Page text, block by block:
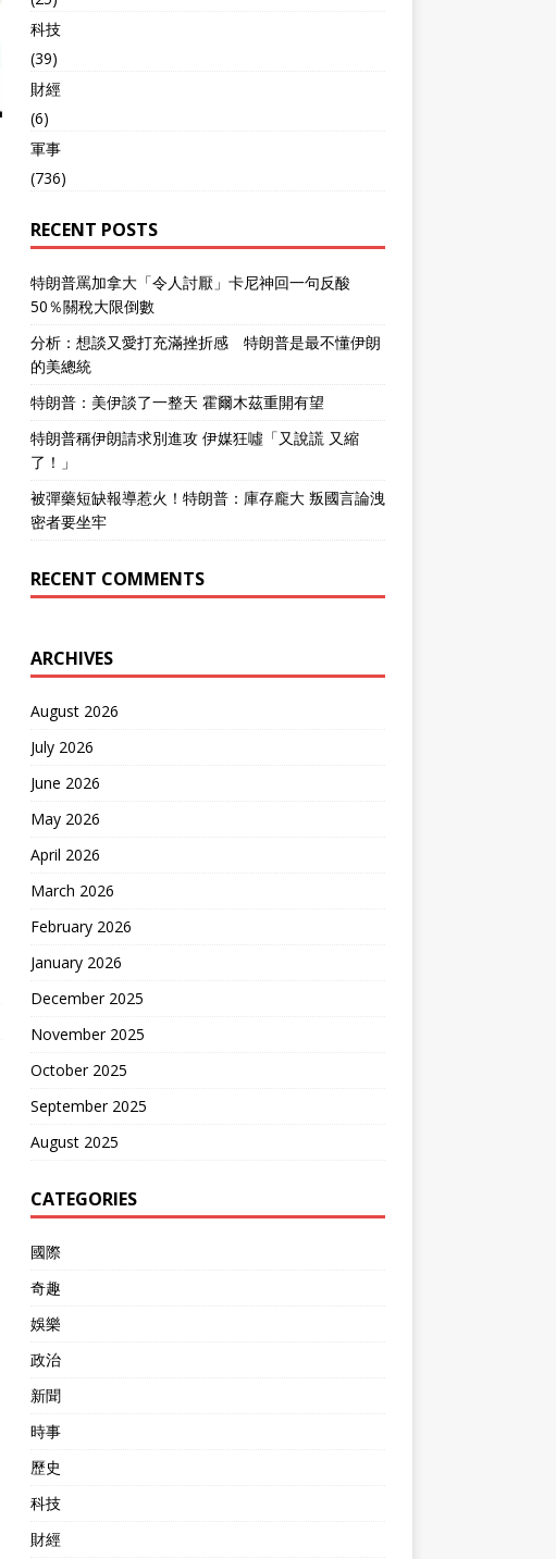
科技
(39)
財經
(6)
軍事
(736)
RECENT POSTS
特朗普罵加拿大「令人討厭」卡尼神回一句反酸
50％關稅大限倒數
分析：想談又愛打充滿挫折感 特朗普是最不懂伊朗
的美總統
特朗普：美伊談了一整天 霍爾木茲重開有望
特朗普稱伊朗請求別進攻 伊媒狂噓「又說謊 又縮
了！」
被彈藥短缺報導惹火！特朗普：庫存龐大 叛國言論洩
密者要坐牢
RECENT COMMENTS
ARCHIVES
August 2026
July 2026
June 2026
May 2026
April 2026
March 2026
February 2026
January 2026
December 2025
November 2025
October 2025
September 2025
August 2025
CATEGORIES
國際
奇趣
娛樂
政治
新聞
時事
歷史
科技
財經